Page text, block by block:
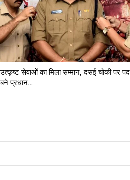
उत्कृष्ट सेवाओं का मिला सम्मान, दसई चोकी पर
बने प्रधान…